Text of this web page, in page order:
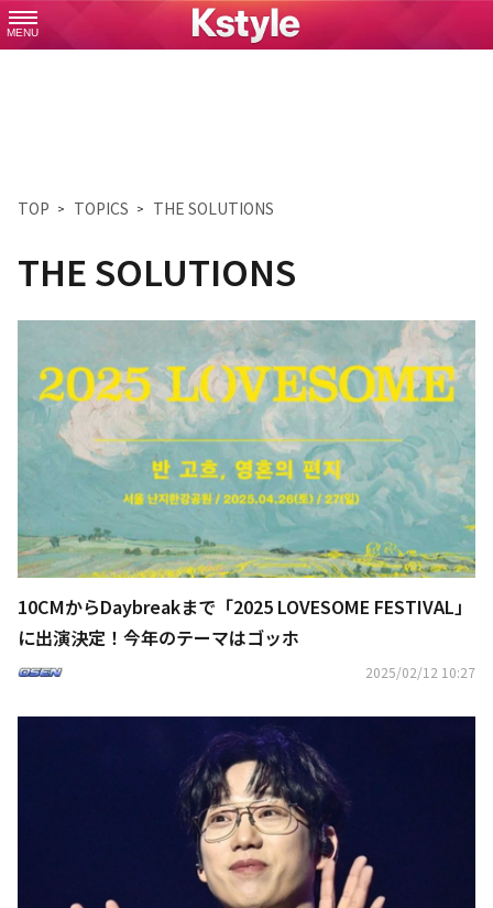
MENU
TOP TOPICS THE SOLUTIONS
THE SOLUTIONS
10CMからDaybreakまで「2025 LOVESOME FESTIVAL」
に出演決定！今年のテーマはゴッホ
2025/02/12 10:27